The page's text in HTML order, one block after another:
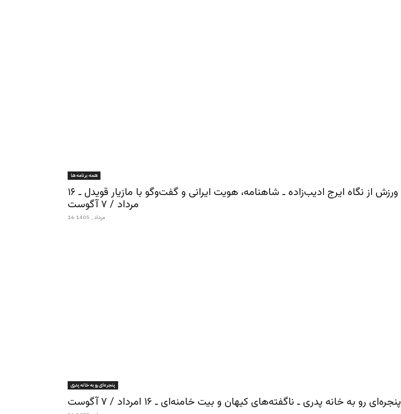
همه برنامه ها
ورزش از نگاه ایرج ادیب‌زاده ـ شاهنامه، هویت ایرانی و گفت‌وگو با مازیار قویدل ـ ۱۶
مرداد / ۷ آگوست
16 مرداد , 1405
پنجره‌ای رو به خانه پدری
پنجره‌ای رو به خانه پدری ـ ناگفته‌های کیهان و بیت خامنه‌ای ـ ۱۶ امرداد / ۷ آگوست